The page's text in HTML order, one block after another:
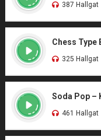
387 Hallgat
Chess Type
325 Hallgat
Soda Pop –
461 Hallgat